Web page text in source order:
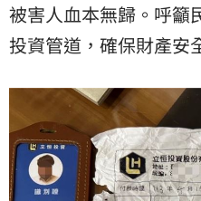
被害人血本無歸。呼籲
投資管道，確保財產安